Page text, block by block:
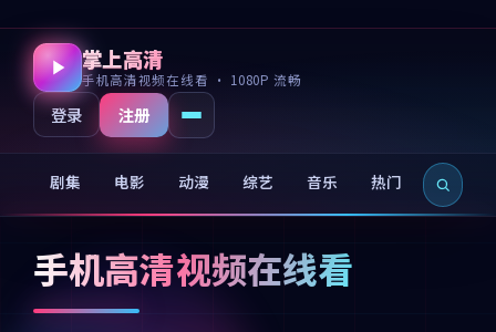
掌上高清
手机高清视频在线看 · 1080P 流畅
登录 注册
剧集 电影 动漫 综艺 音乐 热门 新片
手机高清视频在线看